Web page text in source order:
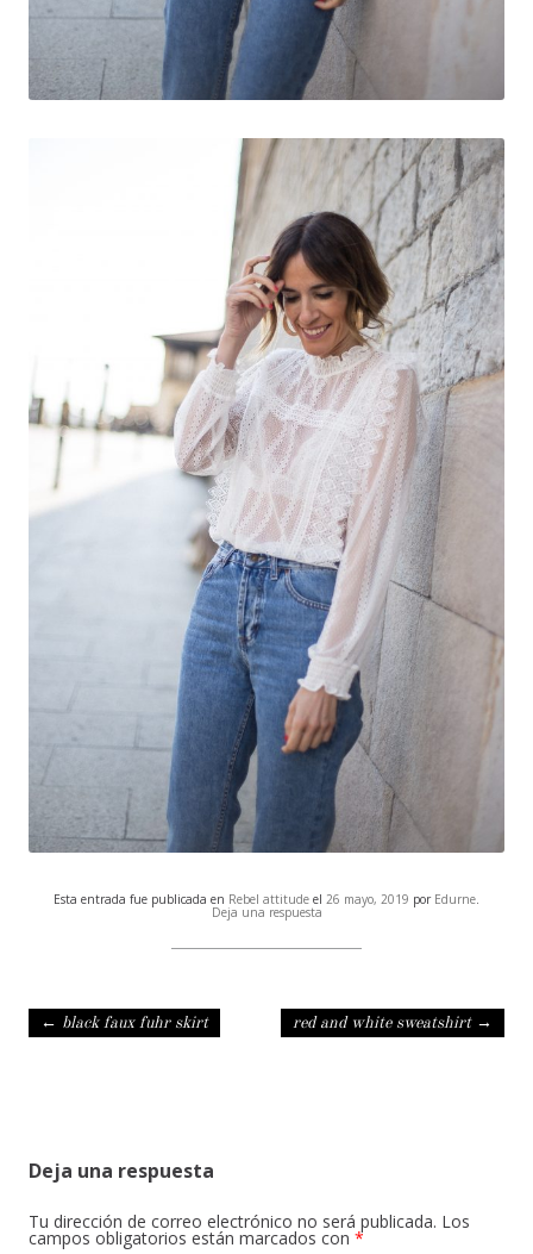
Esta entrada fue publicada en Rebel attitude el 26 mayo, 2019 por Edurne.
Deja una respuesta
Navegación de entradas
← black faux fuhr skirt red and white sweatshirt →
Deja una respuesta
Tu dirección de correo electrónico no será publicada. Los
campos obligatorios están marcados con *